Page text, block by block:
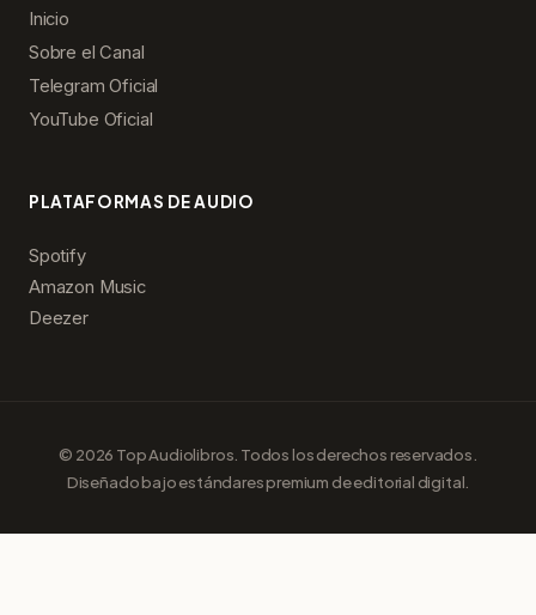
Inicio
Sobre el Canal
Telegram Oficial
YouTube Oficial
PLATAFORMAS DE AUDIO
Spotify
Amazon Music
Deezer
© 2026 Top Audiolibros. Todos los derechos reservados.
Diseñado bajo estándares premium de editorial digital.